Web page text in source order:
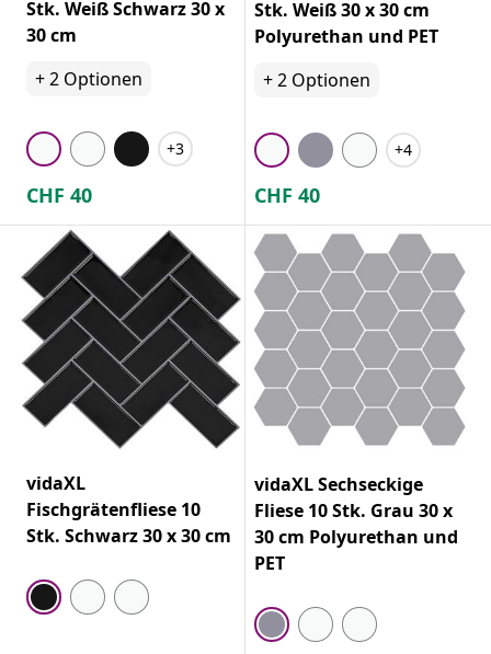
Stk. Weiß Schwarz 30 x
30 cm
+2 Optionen
+3
CHF 40
Stk. Weiß 30 x 30 cm
Polyurethan und PET
+2 Optionen
+4
CHF 40
vidaXL
Fischgrätenfliese 10
Stk. Schwarz 30 x 30 cm
vidaXL Sechseckige
Fliese 10 Stk. Grau 30 x
30 cm Polyurethan und
PET